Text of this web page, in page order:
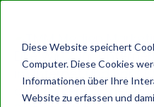
Diese Website speichert
Computer. Diese Cookies
Informationen über Ihre
Website zu erfassen und